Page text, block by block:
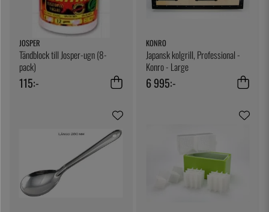
JOSPER
Tändblock till Josper-ugn (8-
pack)
115:-
KONRO
Japansk kolgrill, Professional -
Konro - Large
6 995:-